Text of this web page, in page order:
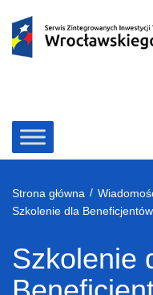
treści
Strona główna /
Szkolenie